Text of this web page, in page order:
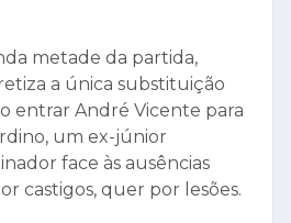
metade da partida,
a única substituição
entrar André Vicente para
um ex-júnior
face às ausências
castigos, quer por lesões.